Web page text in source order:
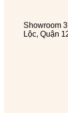
Showroom
Lộc, Quận